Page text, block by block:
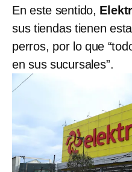
En este sentido,
sus tiendas tienen
perros, por lo que
en sus sucursales”.